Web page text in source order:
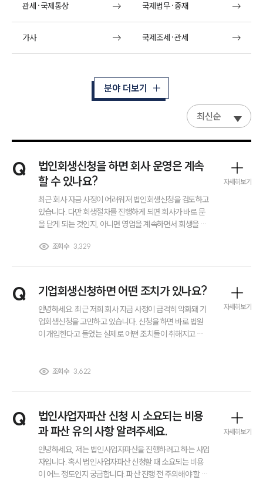
대륜의 강점
오시는 길
글로벌 파트너 로펌
고객의 소리
통합검색
AI대륜
관세·국제통상 국제법무·중재
가사 국제조세·관세
분야 더보기
최신순
Q
법인회생신청을 하면 회사 운영은 계속
할 수 있나요?
최근 회사 자금 사정이 어려워져 법인회생신청을 검토하고
있습니다. 다만 회생절차를 진행하게 되면 회사가 바로 문
을 닫게 되는 것인지, 아니면 영업을 계속하면서 회생을 진
방식이 어떻게 달라지는지도 알고 싶습니다.
조회수 3,329
자세히보기
Q 기업회생신청하면 어떤 조치가 있나요?
안녕하세요. 최근 저희 회사 자금 사정이 급격히 악화돼 기
업회생신청을 고민하고 있습니다. 신청을 하면 바로 법원
이 개입한다고 들었는 실제로 어떤 조치들이 취해지고 경
조회수 3,622
자세히보기
Q
법인사업자파산 신청 시 소요되는 비용
과 파산 유의 사항 알려주세요.
안녕하세요, 저는 법인사업자파산을 진행하려고 하는 사업
자입니다. 혹시 법인사업자파산 신청할 때 소요되는 비용
이 어느 정도인지 궁금합니다. 파산 진행 전 주의해야 할 점
자세히보기